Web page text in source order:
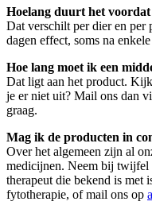
Hoelang duurt het
Dat verschilt per dier en per
dagen effect, soms na
Hoe lang moet ik een
Dat ligt aan het product.
je er niet uit? Mail ons dan
graag.
Mag ik de producten in
Over het algemeen zijn al
medicijnen. Neem bij twijfel
therapeut die bekend is met
fytotherapie, of mail ons op